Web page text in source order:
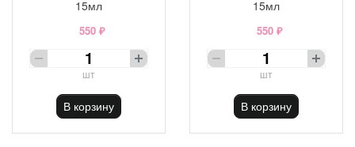
15мл
550 ₽
шт
В корзину
15мл
550 ₽
шт
В корзину